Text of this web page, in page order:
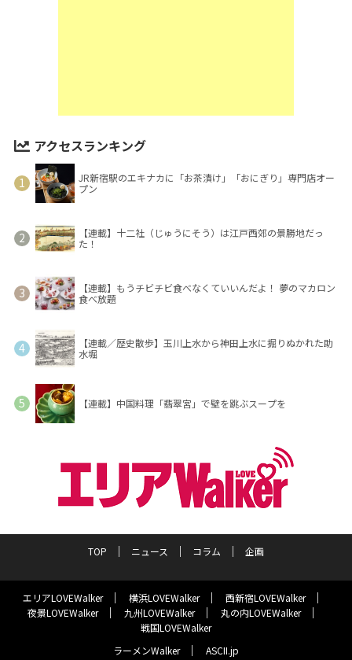
アクセスランキング
JR新宿駅のエキナカに「お茶漬け」「おにぎり」専門店オー
プン
【連載】十二社（じゅうにそう）は江戸西郊の景勝地だっ
た！
【連載】もうチビチビ食べなくていいんだよ！ 夢のマカロン
食べ放題
【連載／歴史散歩】玉川上水から神田上水に掘りぬかれた助
水堀
【連載】中国料理「翡翠宮」で壁を跳ぶスープを
TOP ニュース コラム 企画
エリアLOVEWalker 横浜LOVEWalker
西新宿LOVEWalker
夜景LOVEWalker
九州LOVEWalker
丸の内LOVEWalker
戦国LOVEWalker
ラーメンWalker
ASCII.jp